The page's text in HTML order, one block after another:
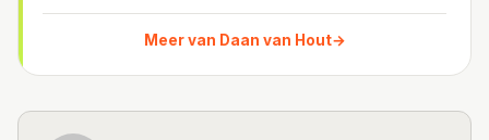
Meer van Daan van Hout→